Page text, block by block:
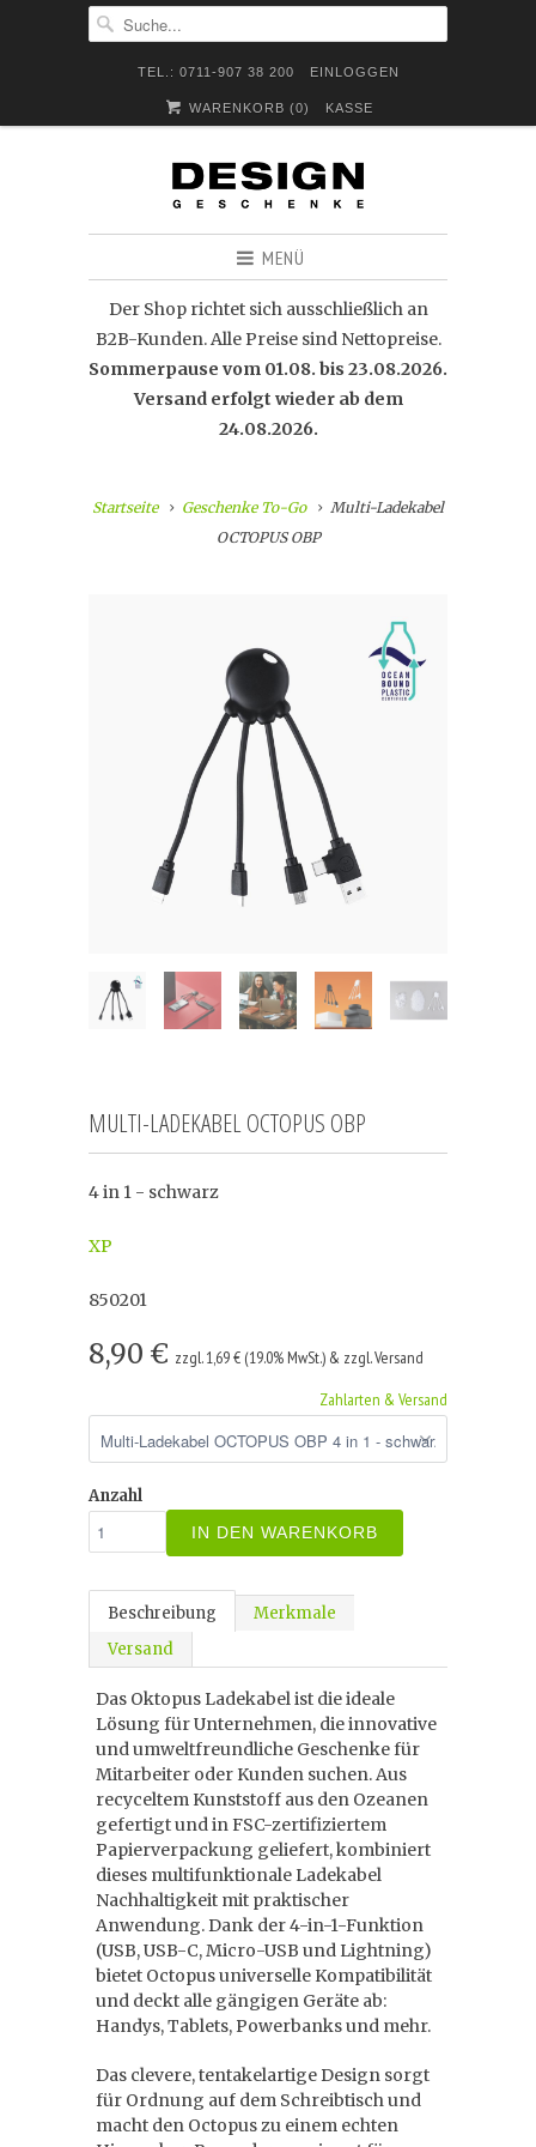
TEL.: 0711-907 38 200 EINLOGGEN
WARENKORB (0) KASSE
MENÜ
Der Shop richtet sich ausschließlich an
B2B-Kunden. Alle Preise sind Nettopreise.
Sommerpause vom 01.08. bis 23.08.2026.
Versand erfolgt wieder ab dem
24.08.2026.
Startseite Geschenke To-Go
Multi-Ladekabel
OCTOPUS OBP
MULTI-LADEKABEL OCTOPUS OBP
4 in 1 - schwarz
XP
850201
8,90 € zzgl. 1,69 € (19.0% MwSt.) & zzgl. Versand
Zahlarten & Versand
Anzahl
IN DEN WARENKORB
Beschreibung
Merkmale
Versand
Das Oktopus Ladekabel ist die ideale
Lösung für Unternehmen, die innovative
und umweltfreundliche Geschenke für
Mitarbeiter oder Kunden suchen. Aus
recyceltem Kunststoff aus den Ozeanen
gefertigt und in FSC-zertifiziertem
Papierverpackung geliefert, kombiniert
dieses multifunktionale Ladekabel
Nachhaltigkeit mit praktischer
Anwendung. Dank der 4-in-1-Funktion
(USB, USB-C, Micro-USB und Lightning)
bietet Octopus universelle Kompatibilität
und deckt alle gängigen Geräte ab:
Handys, Tablets, Powerbanks und mehr.
Das clevere, tentakelartige Design sorgt
für Ordnung auf dem Schreibtisch und
macht den Octopus zu einem echten